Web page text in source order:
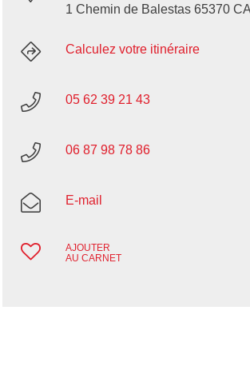
1 Chemin de Balestas 65370
Calculez votre itinéraire
05 62 39 21 43
06 87 98 78 86
E-mail
AJOUTER
AU CARNET